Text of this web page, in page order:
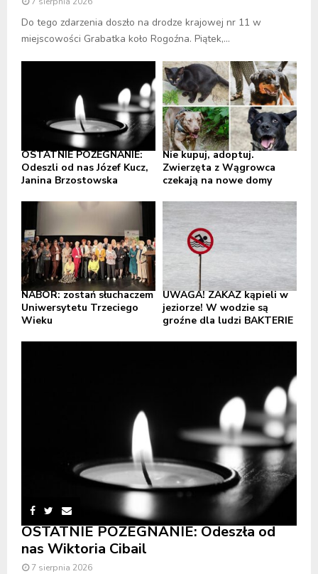
Do tego zdarzenia doszło na drodze krajowej nr 11 w
miejscowości Grabatka koło Rogoźna. Piątek,...
OSTATNIE POŻEGNANIE:
Odeszli od nas Józef Kucz,
Janina Brzostowska
Nie kupuj, adoptuj.
Zwierzęta z Wągrowca
czekają na nowe domy
NABÓR: zostań słuchaczem
Uniwersytetu Trzeciego
Wieku
UWAGA! ZAKAZ kąpieli w
jeziorze! W wodzie są
groźne dla ludzi BAKTERIE
OSTATNIE POŻEGNANIE: Odeszła od
nas Wiktoria Cibail
7 sierpnia 2026